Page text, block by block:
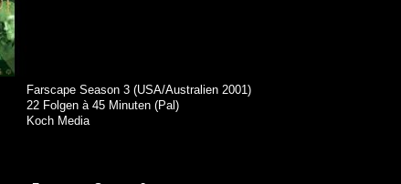
Farscape Season 3 (USA/Australien 2001)
22 Folgen à 45 Minuten (Pal)
Koch Media